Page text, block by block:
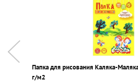
Папка для рисования Каляка-
г/м2